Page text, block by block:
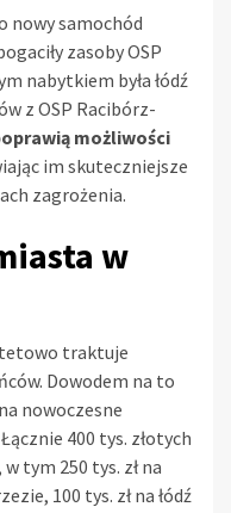
nowy samochód
zasoby OSP
nabytkiem była łódź
z OSP Racibórz-
możliwości
im skuteczniejsze
zagrożenia.
w
traktuje
Dowodem na to
nowoczesne
400 tys. złotych
tym 250 tys. zł na
100 tys. zł na łódź